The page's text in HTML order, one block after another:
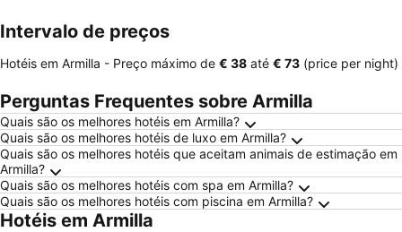
Intervalo de preços
Hotéis em Armilla - Preço máximo de ‎€ 38 até ‎€ 73 (price per night)
Perguntas Frequentes sobre Armilla
Quais são os melhores hotéis em Armilla?
Quais são os melhores hotéis de luxo em Armilla?
Quais são os melhores hotéis que aceitam animais de estimação em
Armilla?
Quais são os melhores hotéis com spa em Armilla?
Quais são os melhores hotéis com piscina em Armilla?
Hotéis em Armilla